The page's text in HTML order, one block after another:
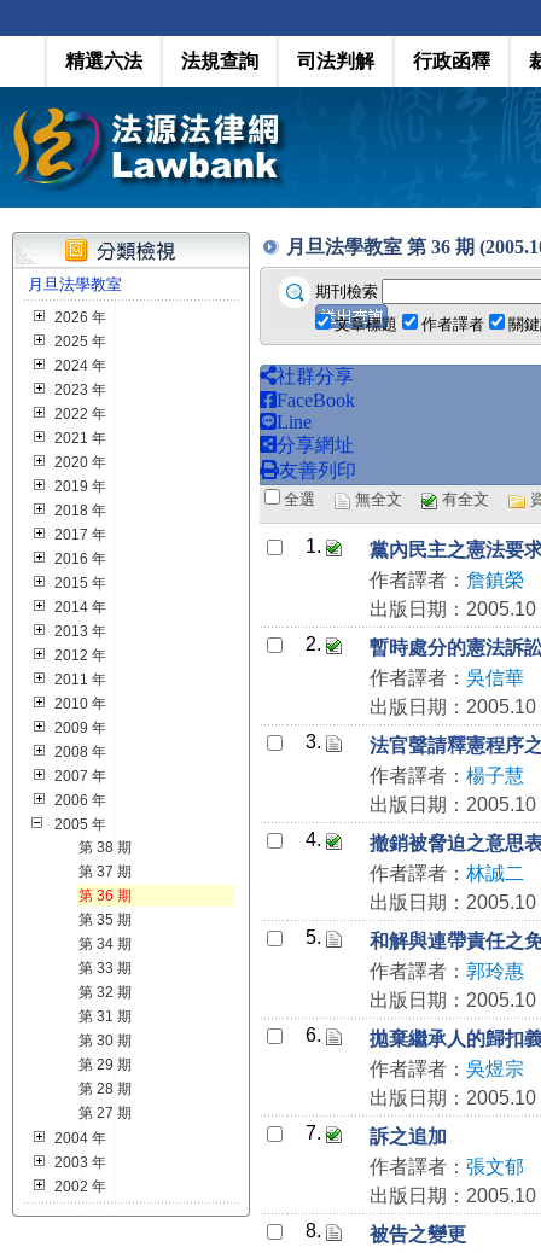
精選六法 法規查詢 司法判解 行政函釋
月旦法學教室
2026 年
2025 年
2024 年
2023 年
2022 年
2021 年
2020 年
2019 年
2018 年
2017 年
2016 年
2015 年
2014 年
2013 年
2012 年
2011 年
2010 年
2009 年
2008 年
2007 年
2006 年
2005 年
第 38 期
第 37 期
第 36 期
第 35 期
第 34 期
第 33 期
第 32 期
第 31 期
第 30 期
第 29 期
第 28 期
第 27 期
2004 年
2003 年
2002 年
月旦法學教室 第 36 期
期刊檢索
文章標題
作者譯者 關
社群分享
FaceBook
Line
分享網址
友善列印
全選 無全文 有全文
1.
黨內民主之憲法要
作者譯者： 詹鎮榮
出版日期：2005.10
2.
暫時處分的憲法訴
作者譯者： 吳信華
出版日期：2005.10
3.
法官聲請釋憲程序
作者譯者： 楊子慧
出版日期：2005.10
4.
撤銷被脅迫之意思
作者譯者： 林誠二
出版日期：2005.10
5.
和解與連帶責任之
作者譯者： 郭玲惠
出版日期：2005.10
6.
拋棄繼承人的歸扣
作者譯者： 吳煜宗
出版日期：2005.10
7.
訴之追加
作者譯者： 張文郁
出版日期：2005.10
8.
被告之變更